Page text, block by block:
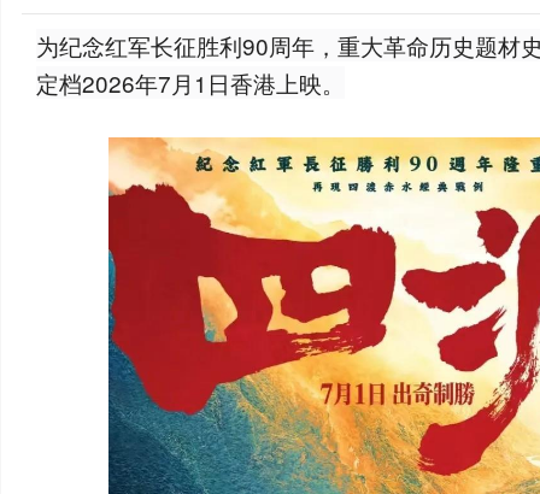
为纪念红军长征胜利90周年，重大革命历史题材
定档2026年7月1日香港上映。